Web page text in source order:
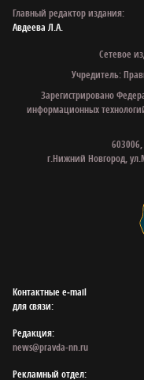
Главный редактор издания:
Авдеева Л.А.
Сетевое
Учредитель:
Зарегистрировано
информационных
г.Нижний Новгород,
Контактные e‑mail
для связи:
Редакция:
news@pravda-nn.ru
Рекламный отдел: